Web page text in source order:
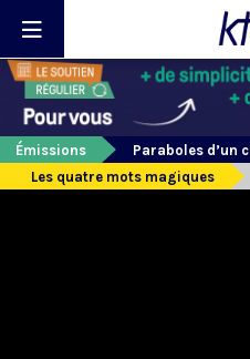
Émissions
Paraboles d’un
Les quatre mots magiques